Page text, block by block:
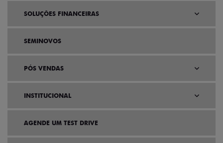
SOLUÇÕES FINANCEIRAS
SEMINOVOS
PÓS VENDAS
INSTITUCIONAL
AGENDE UM TEST DRIVE